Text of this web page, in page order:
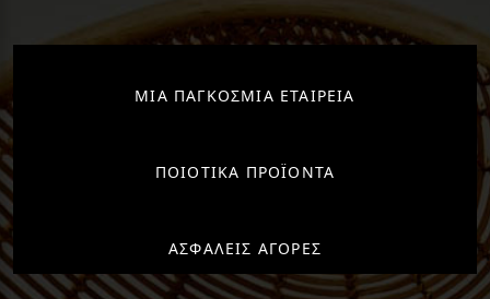
ΜΙΑ ΠΑΓΚΟΣΜΙΑ ΕΤΑΙΡΕΙΑ
ΠΟΙΟΤΙΚΑ ΠΡΟΪΟΝΤΑ
ΑΣΦΑΛΕΙΣ ΑΓΟΡΕΣ